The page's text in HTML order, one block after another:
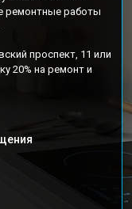
ремонтные работы
проспект, 11 или
20% на ремонт и